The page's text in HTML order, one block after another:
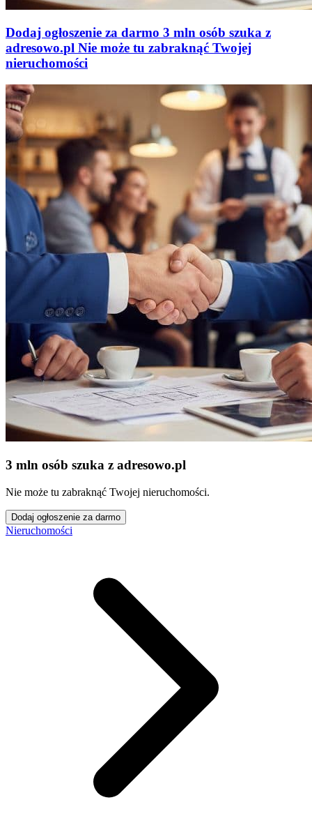
Dodaj ogłoszenie za darmo 3 mln osób szuka z
adresowo.pl Nie może tu zabraknąć Twojej
nieruchomości
3 mln osób szuka z adresowo.pl
Nie może tu zabraknąć Twojej nieruchomości.
Dodaj ogłoszenie za darmo
Nieruchomości